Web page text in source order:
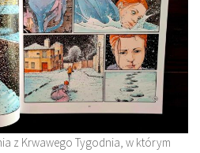
z Krwawego Tygodnia, w którym